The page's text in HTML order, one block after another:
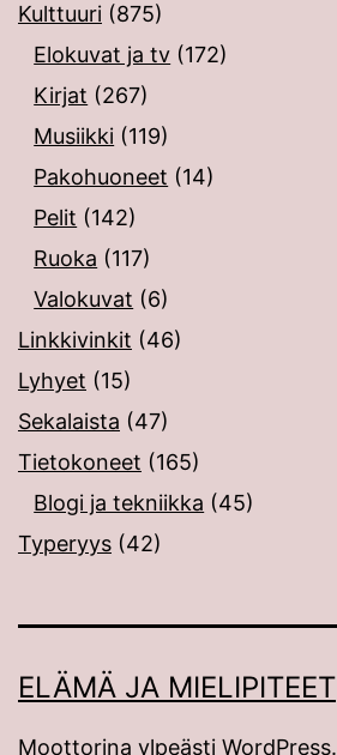
Kulttuuri (875)
Elokuvat ja tv (172)
Kirjat (267)
Musiikki (119)
Pakohuoneet (14)
Pelit (142)
Ruoka (117)
Valokuvat (6)
Linkkivinkit (46)
Lyhyet (15)
Sekalaista (47)
Tietokoneet (165)
Blogi ja tekniikka (45)
Typeryys (42)
ELÄMÄ JA MIELIPITEET
Moottorina ylpeästi WordPress.